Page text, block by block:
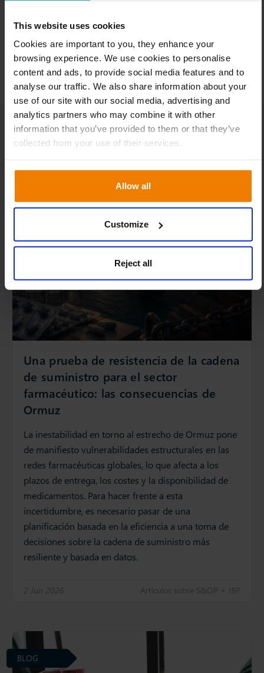
This website uses cookies
Cookies are important to you, they enhance your
browsing experience. We use cookies to personalise
content and ads, to provide social media features and to
analyse our traffic. We also share information about your
use of our site with our social media, advertising and
analytics partners who may combine it with other
information that you’ve provided to them or that they’ve
collected from your use of their services.
Allow all
Customize
Reject all
Artículos relacionados
Una prueba de resistencia de la cadena
de suministro para el sector
farmacéutico: las consecuencias de
Ormuz
La inestabilidad en torno al estrecho de Ormuz pone
de manifiesto vulnerabilidades estructurales en las
redes farmacéuticas globales, lo que afecta a los
plazos de entrega, los costes y la disponibilidad de
medicamentos. Para hacer frente a esta
incertidumbre, es necesario pasar de una
planificación basada en la eficiencia a una toma de
decisiones sobre la cadena de suministro más
resiliente y basada en datos.
2 Jun 2026 Artículos sobre S&OP + IBP
BLOG
BLOG